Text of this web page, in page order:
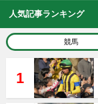
人気記事ランキング
競馬